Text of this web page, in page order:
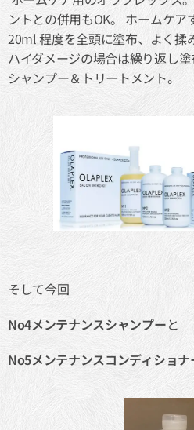
ントとの併用もOK。 ホームケア
20ml 程度を全頭に塗布、よく揉
ハイダメージの場合は繰り返し塗
シャンプー＆トリートメント。
そして今回
No4メンテナンスシャンプーと
No5メンテナンスコンディショナ